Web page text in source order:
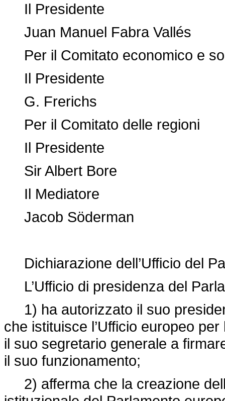
Il Presidente
Juan Manuel Fabra Vallés
Per il Comitato economico e
Il Presidente
G. Frerichs
Per il Comitato delle regioni
Il Presidente
Sir Albert Bore
Il Mediatore
Jacob Söderman
Dichiarazione dell’Ufficio del
L’Ufficio di presidenza del
1) ha autorizzato il suo
che istituisce l’Ufficio europeo
il suo segretario generale a
il suo funzionamento;
2) afferma che la creazione